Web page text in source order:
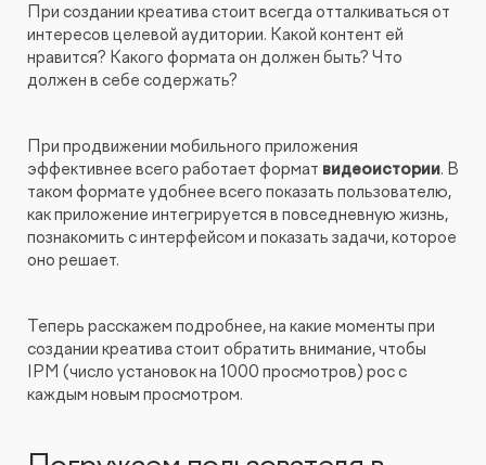
При создании креатива стоит всегда отталкиваться от
интересов целевой аудитории. Какой контент ей
нравится? Какого формата он должен быть? Что
должен в себе содержать?
При продвижении мобильного приложения
эффективнее всего работает формат видеоистории. В
таком формате удобнее всего показать пользователю,
как приложение интегрируется в повседневную жизнь,
познакомить с интерфейсом и показать задачи, которое
оно решает.
Теперь расскажем подробнее, на какие моменты при
создании креатива стоит обратить внимание, чтобы
IPM (число установок на 1000 просмотров) рос с
каждым новым просмотром.